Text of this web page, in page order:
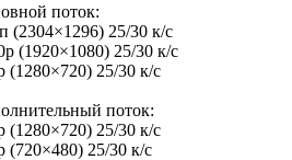
поток:
(2304×1296) 25/30 к/с
(1920×1080) 25/30 к/с
(1280×720) 25/30 к/с
поток:
(1280×720) 25/30 к/с
(720×480) 25/30 к/с